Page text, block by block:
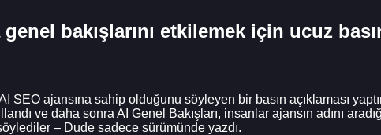
bakışlarını etkilemek için ucuz
SEO ajansına sahip olduğunu söyleyen bir basın açıklaması
ve daha sonra AI Genel Bakışları, insanlar ajansın adını
– Dude sadece sürümünde yazdı.